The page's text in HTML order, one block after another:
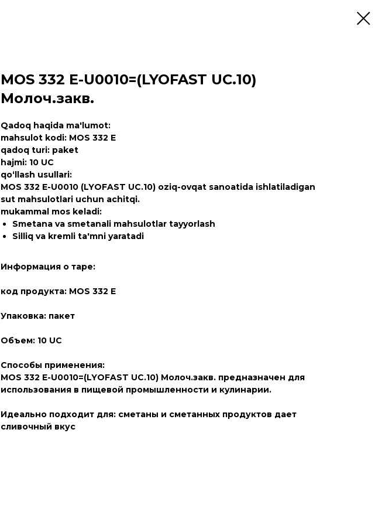
MOS 332 E-U0010=(LYOFAST UC.10)
Молоч.закв.
Qadoq haqida ma'lumot:
mahsulot kodi: MOS 332 E
qadoq turi: paket
hajmi: 10 UC
qo‘llash usullari:
MOS 332 E-U0010 (LYOFAST UC.10) oziq-ovqat sanoatida ishlatiladigan
sut mahsulotlari uchun achitqi.
mukammal mos keladi:
Smetana va smetanali mahsulotlar tayyorlash
Silliq va kremli ta'mni yaratadi
Информация о таре:
код продукта: MOS 332 E
Упаковка: пакет
Объем: 10 UC
Способы применения:
MOS 332 E-U0010=(LYOFAST UC.10) Молоч.закв. предназначен для
использования в пищевой промышленности и кулинарии.
Идеально подходит для: сметаны и сметанных продуктов дает
сливочный вкус